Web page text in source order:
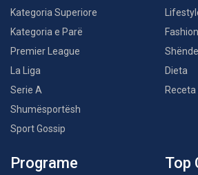
Kategoria Superiore
Kategoria e Parë
Premier League
La Liga
Serie A
Shumësportësh
Sport Gossip
Fashion
Dieta
Programe Top